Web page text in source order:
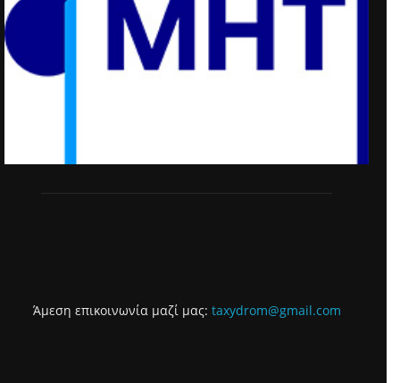
Άμεση επικοινωνία μαζί μας: taxydrom@gmail.com